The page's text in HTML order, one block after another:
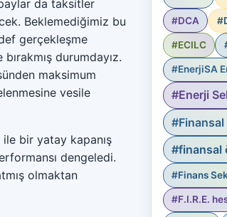
da taksitler
Beklemediğimiz bu
gerçekleşme
durumdayız.
maksimum
vesile
bir yatay kapanış
dengeledi.
olmaktan
#DCA
#ECILC
#EnerjiSA
#Enerji
#Finansal
#finansal
#Finans
#F.I.R.E.